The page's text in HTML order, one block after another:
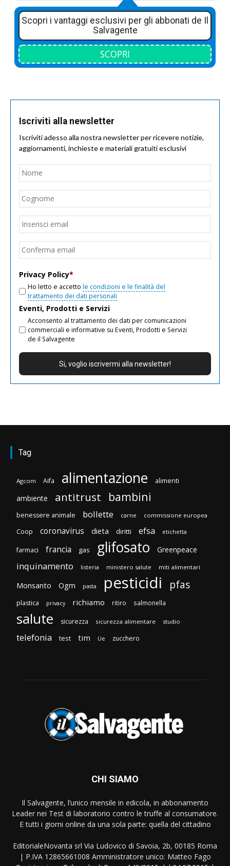
Scopri i vantaggi esclusivi per gli abbonati de Il
Salvagente
SCOPRI
Iscriviti alla newsletter
Iscriviti adesso alla nostra newsletter per ricevere notizie,
aggiornamenti, inchieste e materiali gratuiti esclusivi
Nome
Email
Privacy Policy*
Ho letto e accetto le condizioni e le finalità del
trattamento dei dati personali
Eventi, Prodotti e Servizi
Acconsento al trattamento dei dati per comunicazioni
commerciali e informative su Eventi, Prodotti e Servizi
de il Salvagente
Tag
Agcom Aifa alimentazione alimenti
ambiente antitrust bambini
benessere animale bollette carne commissione europea
Coop coronavirus dieta diritti efsa etichetta
farmaci francia gas glifosato Greenpeace
inquinamento listeria ministero salute miti alimentari
Monsanto Ogm pasta pesticidi pfas
plastica privacy richiamo ritiro salmonella
salute sicurezza sicurezza alimentare studio
telefonia test tim Ue zucchero
CHI SIAMO
Il Salvagente, l’unico mensile in edicola, in abbonamento
Leader nei Test di laboratorio contro le truffe al consumatore.
E tutti i giorni online da una sola parte: quella del cittadino
EditorialeNovanta srl Via Ludovico di Savoia, 2b, 00185 Roma
| P.IVA 12865661008 Amministratore unico: Matteo Fago